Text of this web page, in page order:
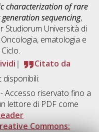
characterization of rare
sequencing,
Studiorum Università di
Oncologia, ematologia e
Citato da
Accesso riservato fino a
lettore di PDF come
Commons: